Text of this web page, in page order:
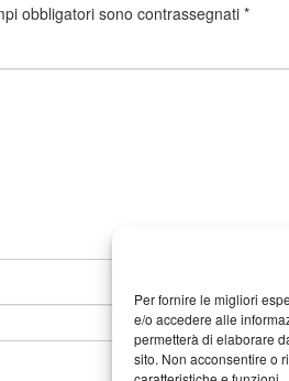
Per fornire le migliori
e/o accedere alle
permetterà di elaborare
sito. Non acconsentire o
caratteristiche e funzioni.
obbligatori sono contrassegnati *